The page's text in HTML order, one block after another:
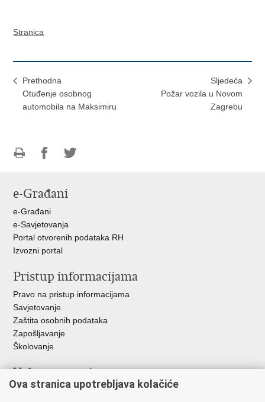
Stranica
Prethodna
Otuđenje osobnog
automobila na Maksimiru
Sljedeća
Požar vozila u Novom
Zagrebu
FacebookuTwitteru
e-Građani
e-Građani
e-Savjetovanja
Portal otvorenih podataka RH
Izvozni portal
Pristup informacijama
Pravo na pristup informacijama
Savjetovanje
Zaštita osobnih podataka
Zapošljavanje
Školovanje
Važne poveznice
Ministarstvo unutarnjih poslova
Ova stranica upotrebljava kolačiće